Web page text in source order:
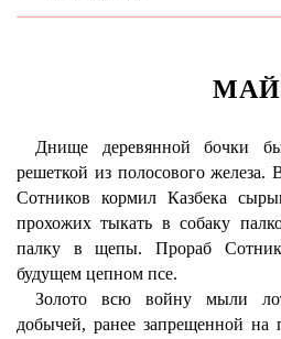
МАЙ
Днище деревянной бочки
решеткой из полосового железа.
Сотников кормил Казбека
прохожих тыкать в собаку
палку в щепы. Прораб
будущем цепном псе.
Золото всю войну мыли
добычей, ранее запрещенной на